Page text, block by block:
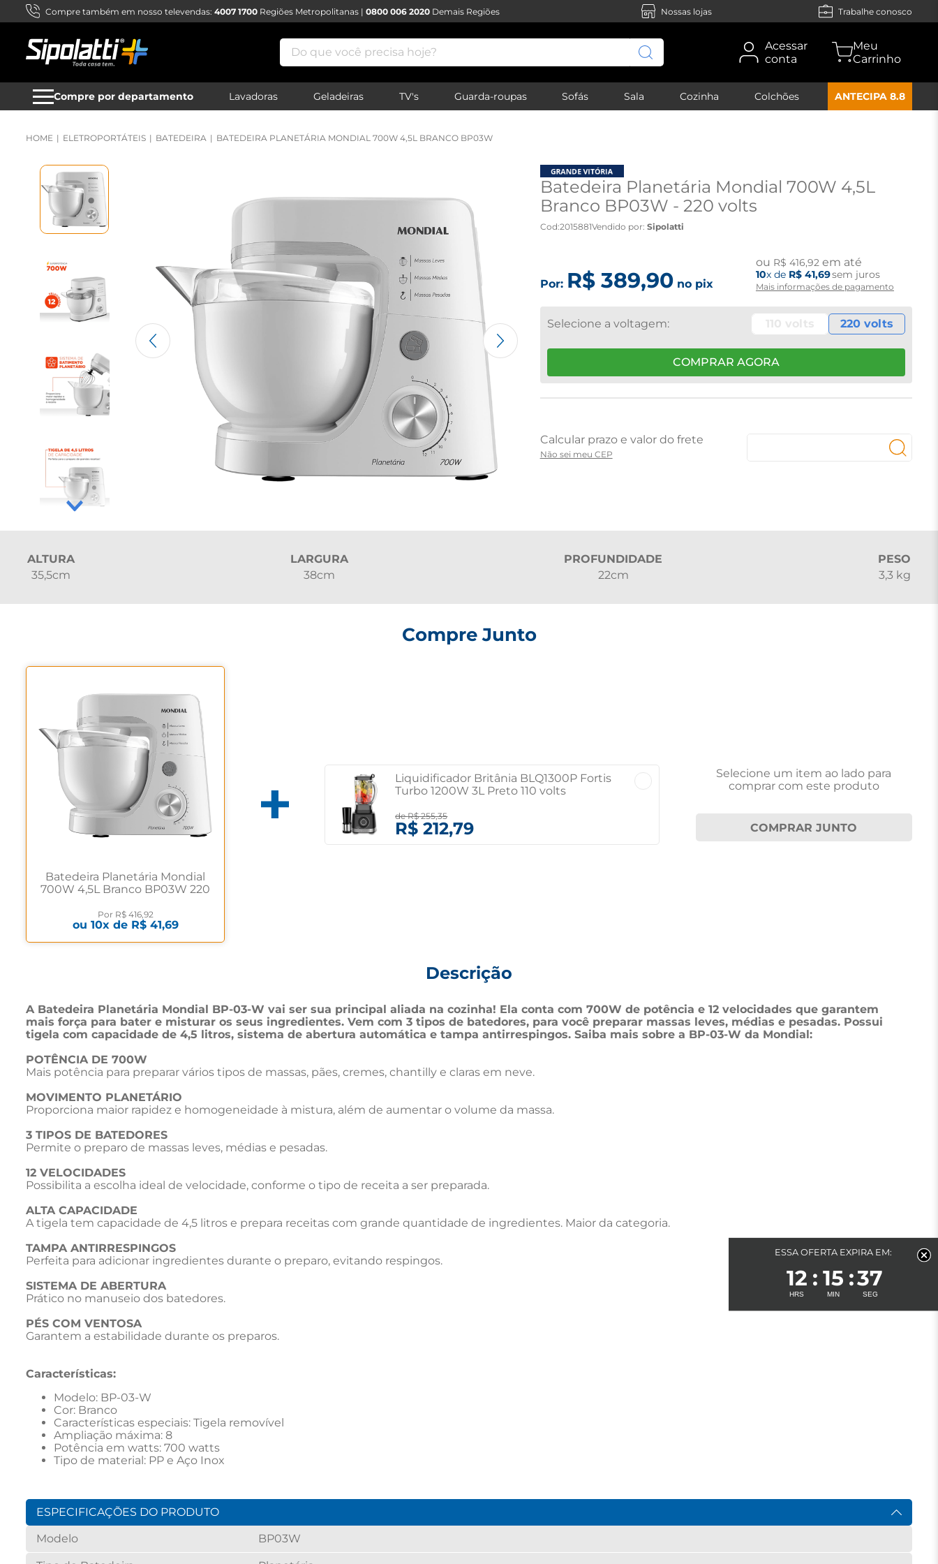
Compre também em nosso televendas: 4007 1700 Regiões Metropolitanas | 0800 006 2020 Demais Regiões Nossas lojas Trabalhe conosco
Do que você precisa hoje?
Acessar
conta
Compre por departamento Lavadoras Geladeiras TV's Guarda-roupas Sofás Sala Cozinha Colchões ANTECIPA 8.8
ELETROPORTÁTEIS BATEDEIRA BATEDEIRA PLANETÁRIA MONDIAL 700W 4,5L BRANCO BP03W
Batedeira Planetária Mondial 700W 4,5L
Branco BP03W - 220 volts
Cod:2015881Vendido por: Sipolatti
Por: R$ 389,90no pix
ou R$ 416,92em até
10x de R$ 41,69sem juros
Mais informações de pagamento
220 volts
COMPRAR AGORA
Não sei meu CEP
ALTURA
35,5cm
LARGURA
38cm
PROFUNDIDADE
22cm
PESO
3,3 kg
Compre Junto
Batedeira Planetária Mondial
700W 4,5L Branco BP03W 220
Por R$ 416,92
ou 10x de R$ 41,69
Liquidificador Britânia BLQ1300P Fortis
Turbo 1200W 3L Preto 110 volts
deR$ 255,35
R$ 212,79
Selecione um item ao lado para
comprar com este produto
COMPRAR JUNTO
Descrição
A Batedeira Planetária Mondial BP-03-W vai ser sua principal aliada na cozinha! Ela conta com 700W de potência e 12 velocidades que garantem
mais força para bater e misturar os seus ingredientes. Vem com 3 tipos de batedores, para você preparar massas leves, médias e pesadas. Possui
tigela com capacidade de 4,5 litros, sistema de abertura automática e tampa antirrespingos. Saiba mais sobre a BP-03-W da Mondial:
POTÊNCIA DE 700W
Mais potência para preparar vários tipos de massas, pães, cremes, chantilly e claras em neve.
MOVIMENTO PLANETÁRIO
Proporciona maior rapidez e homogeneidade à mistura, além de aumentar o volume da massa.
3 TIPOS DE BATEDORES
Permite o preparo de massas leves, médias e pesadas.
12 VELOCIDADES
Possibilita a escolha ideal de velocidade, conforme o tipo de receita a ser preparada.
ALTA CAPACIDADE
A tigela tem capacidade de 4,5 litros e prepara receitas com grande quantidade de ingredientes. Maior da categoria.
TAMPA ANTIRRESPINGOS
Perfeita para adicionar ingredientes durante o preparo, evitando respingos.
SISTEMA DE ABERTURA
Prático no manuseio dos batedores.
PÉS COM VENTOSA
Garantem a estabilidade durante os preparos.
Características:
Modelo: BP-03-W
Cor: Branco
Características especiais: Tigela removível
Ampliação máxima: 8
Potência em watts: 700 watts
Tipo de material: PP e Aço Inox
ESPECIFICAÇÕES DO PRODUTO
Modelo
BP03W
ESSA OFERTA EXPIRA EM:
12 15 37